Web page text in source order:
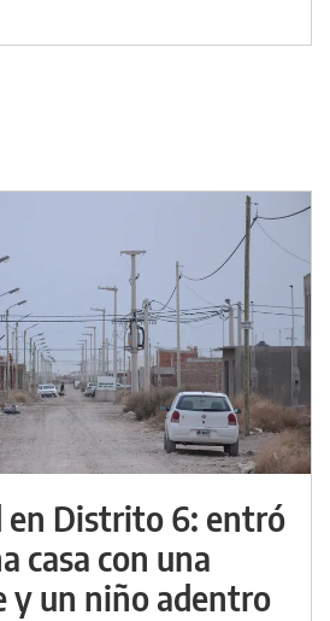
en Distrito 6: entró
casa con una
y un niño adentro